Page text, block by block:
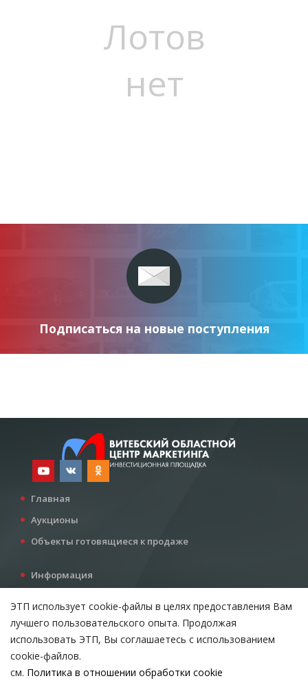
Лотов
нет
Подписаться на новые поступления
Главная
Аукционы
Объекты готовящиеся к продаже
Информация
Все для инвестора
Контакты
Возникли вопросы?
ЭТП использует cookie-файлы в целях предоставления Вам
лучшего пользовательского опыта. Продолжая
использовать ЭТП, Вы соглашаетесь с использованием
cookie-файлов.
см. Политика в отношении обработки cookie